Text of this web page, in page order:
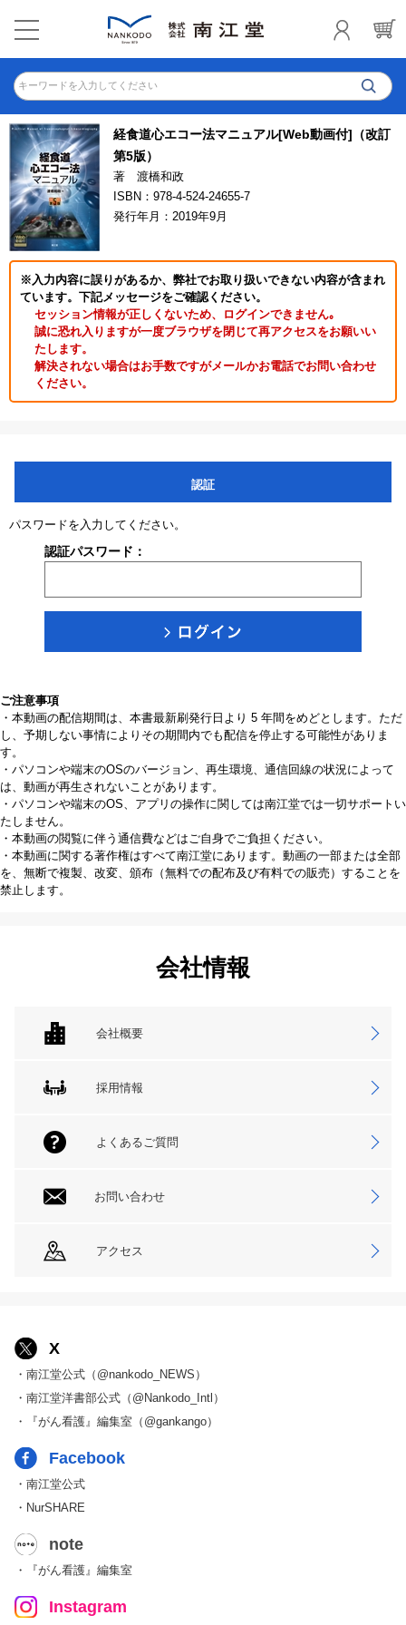
キーワードを入力してください
経食道心エコー法マニュアル[Web動画付]（改訂
第5版）
著 渡橋和政
ISBN：978-4-524-24655-7
発行年月：2019年9月
※入力内容に誤りがあるか、弊社でお取り扱いできない内容が含まれ
ています。下記メッセージをご確認ください。
セッション情報が正しくないため、ログインできません｡
誠に恐れ入りますが一度ブラウザを閉じて再アクセスをお願いい
たします。
解決されない場合はお手数ですがメールかお電話でお問い合わせ
ください。
認証
パスワードを入力してください。
認証パスワード：
ご注意事項
・本動画の配信期間は、本書最新刷発行日より 5 年間をめどとします。ただ
し、予期しない事情によりその期間内でも配信を停止する可能性がありま
す。
・パソコンや端末のOSのバージョン、再生環境、通信回線の状況によって
は、動画が再生されないことがあります。
・パソコンや端末のOS、アプリの操作に関しては南江堂では一切サポートい
たしません。
・本動画の閲覧に伴う通信費などはご自身でご負担ください。
・本動画に関する著作権はすべて南江堂にあります。動画の一部または全部
を、無断で複製、改変、頒布（無料での配布及び有料での販売）することを
禁止します。
会社情報
会社概要
採用情報
よくあるご質問
お問い合わせ
アクセス
X
・南江堂公式（@nankodo_NEWS）
・南江堂洋書部公式（@Nankodo_Intl）
・『がん看護』編集室（@gankango）
Facebook
・南江堂公式
・NurSHARE
note
・『がん看護』編集室
Instagram